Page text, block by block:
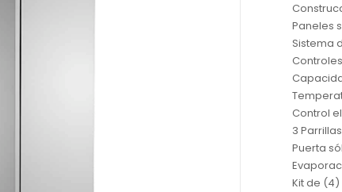
Paneles
Sistema
Control
3
Puerta
Kit de